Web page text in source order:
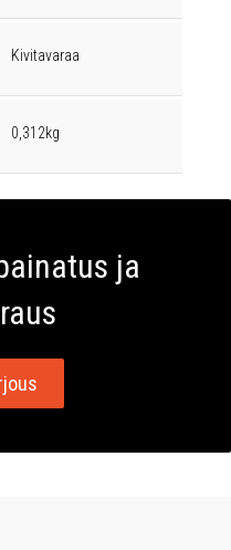
Kivitavaraa
0,312kg
ja